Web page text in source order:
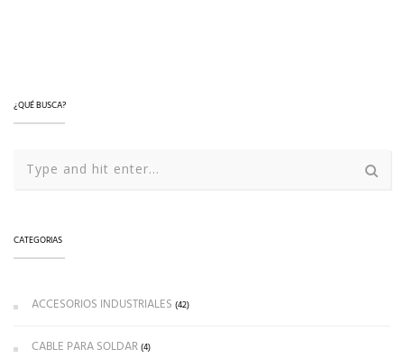
¿QUÉ BUSCA?
CATEGORIAS
ACCESORIOS INDUSTRIALES (42)
CABLE PARA SOLDAR(4)